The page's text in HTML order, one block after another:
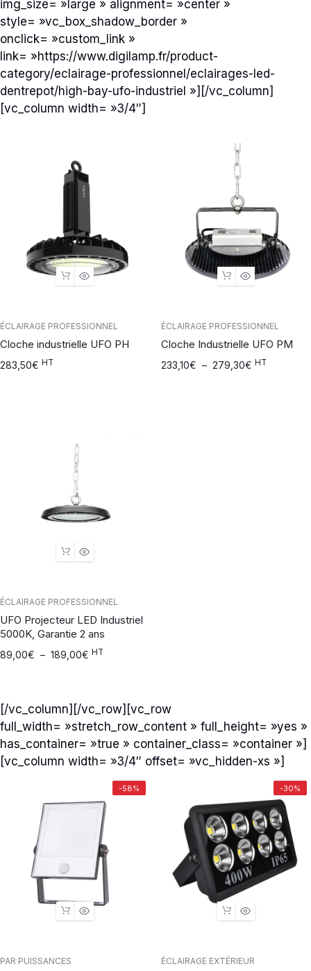
img_size= »large » alignment= »center »
style= »vc_box_shadow_border »
onclick= »custom_link »
link= »https://www.digilamp.fr/product-
category/eclairage-professionnel/eclairages-led-
dentrepot/high-bay-ufo-industriel »][/vc_column]
[vc_column width= »3/4″]
ÉCLAIRAGE PROFESSIONNEL
Cloche industrielle UFO PH
283,50€ HT
ÉCLAIRAGE PROFESSIONNEL
Cloche Industrielle UFO PM
233,10€ – 279,30€ HT
ÉCLAIRAGE PROFESSIONNEL
UFO Projecteur LED Industriel
5000K, Garantie 2 ans
89,00€ – 189,00€ HT
[/vc_column][/vc_row][vc_row
full_width= »stretch_row_content » full_height= »yes »
has_container= »true » container_class= »container »]
[vc_column width= »3/4″ offset= »vc_hidden-xs »]
-58%
PAR PUISSANCES
-30%
ÉCLAIRAGE EXTÉRIEUR